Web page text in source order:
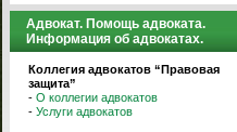
Адвокат. Помощь адвоката.
Информация об адвокатах.
Коллегия адвокатов “Правовая
защита”
- О коллегии адвокатов
- Услуги адвокатов